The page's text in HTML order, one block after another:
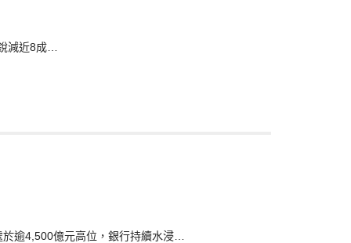
減近8成…
逾4,500億元高位，銀行持續水浸…